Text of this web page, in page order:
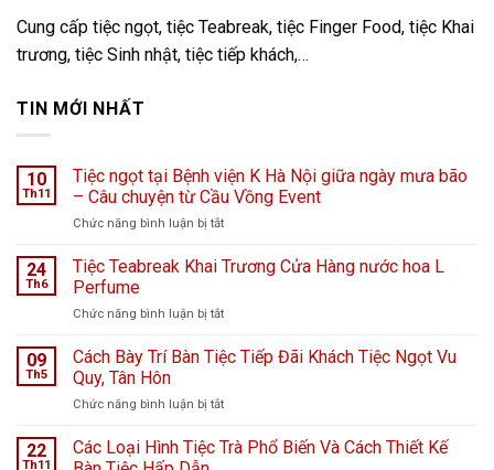
Cung cấp tiệc ngọt, tiệc Teabreak, tiệc Finger Food, tiệc Khai
trương, tiệc Sinh nhật, tiệc tiếp khách,…
TIN MỚI NHẤT
10
Th11
Tiệc ngọt tại Bệnh viện K Hà Nội giữa ngày mưa bão
– Câu chuyện từ Cầu Vồng Event
Chức năng bình luận bị tắtở
ngọt
viện
Hà
ngày
bão
24
Th6
Tiệc Teabreak Khai Trương Cửa Hàng nước hoa L
Perfume
Chức năng bình luận bị tắtở
Teabreak
Khai
Cửa
nước
09
Th5
Cách Bày Trí Bàn Tiệc Tiếp Đãi Khách Tiệc Ngọt Vu
Quy, Tân Hôn
Chức năng bình luận bị tắtở
Bày
22
Th11
Các Loại Hình Tiệc Trà Phổ Biến Và Cách Thiết Kế